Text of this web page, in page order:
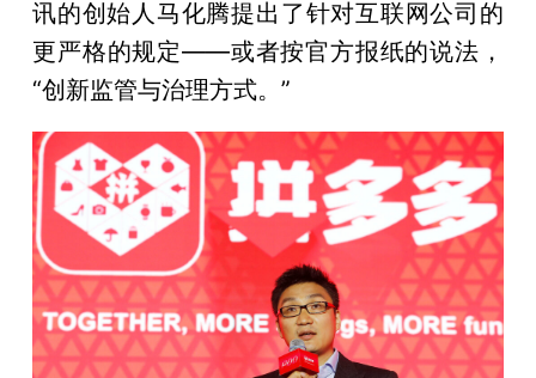
讯的创始人马化腾提出了针对互联网公司的
更严格的规定——或者按官方报纸的说法，
“创新监管与治理方式。”